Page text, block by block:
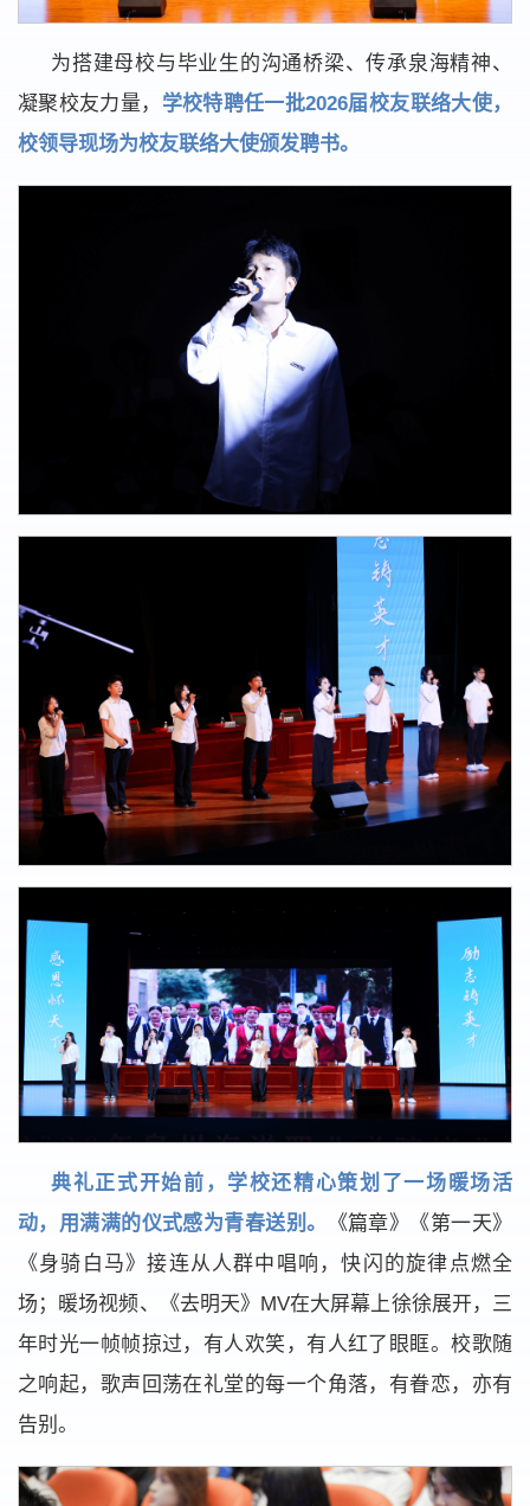
为搭建母校与毕业生的沟通桥梁、传承泉海精神、
凝聚校友力量， 学校特聘任一批2026届校友联络大使，
校领导现场为校友联络大使颁发聘书。
典礼正式开始前，学校还精心策划了一场暖场活
动，用满满的仪式感为青春送别。
《篇章》《第一天》
《身骑白马》接连从人群中唱响，快闪的旋律点燃全
场；暖场视频、《去明天》MV在大屏幕上徐徐展开，三
年时光一帧帧掠过，有人欢笑，有人红了眼眶。校歌随
之响起，歌声回荡在礼堂的每一个角落，有眷恋，亦有
告别。